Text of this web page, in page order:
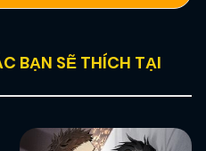
BẠN SẼ THÍCH TẠI